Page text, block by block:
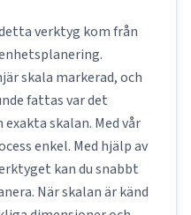
verktyg kom från
skala markerad, och
fattas var det
skalan. Med vår
enkel. Med hjälp av
kan du snabbt
När skalan är känd